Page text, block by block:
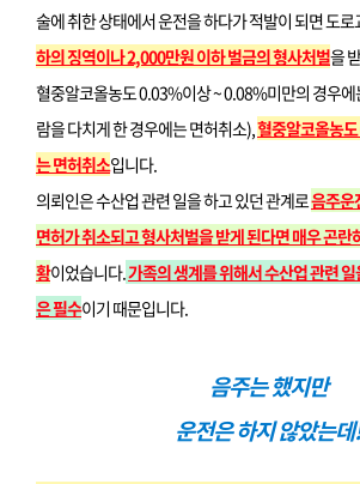
술에 취한 상태에서 운전을 하다가 적발이 되면 도
하의 징역이나 2,000만원 이하 벌금의 형사처벌을
혈중알코올농도 0.03%이상 ~ 0.08%미만의 경우
람을 다치게 한 경우에는 면허취소),혈중알코올농
는 면허취소입니다.
의뢰인은 수산업 관련 일을 하고 있던 관계로음주운
면허가 취소되고 형사처벌을 받게 된다면 매우 곤란
황이었습니다.가족의 생계를 위해서 수산업 관련
은 필수이기 때문입니다.
음주는 했지만
운전은 하지 않았는데!